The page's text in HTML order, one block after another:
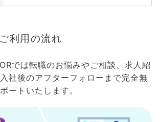
利用の流れ
では転職のお悩みやご相談、求人紹
社後のアフターフォローまで完全無
ートいたします。